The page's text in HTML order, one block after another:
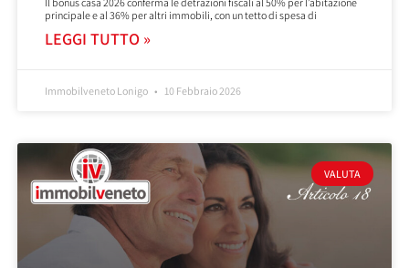
principale e al 36% per altri immobili, con un tetto di spesa di
LEGGI TUTTO »
Immobilveneto Lonigo 10 Febbraio 2026
VALUTA